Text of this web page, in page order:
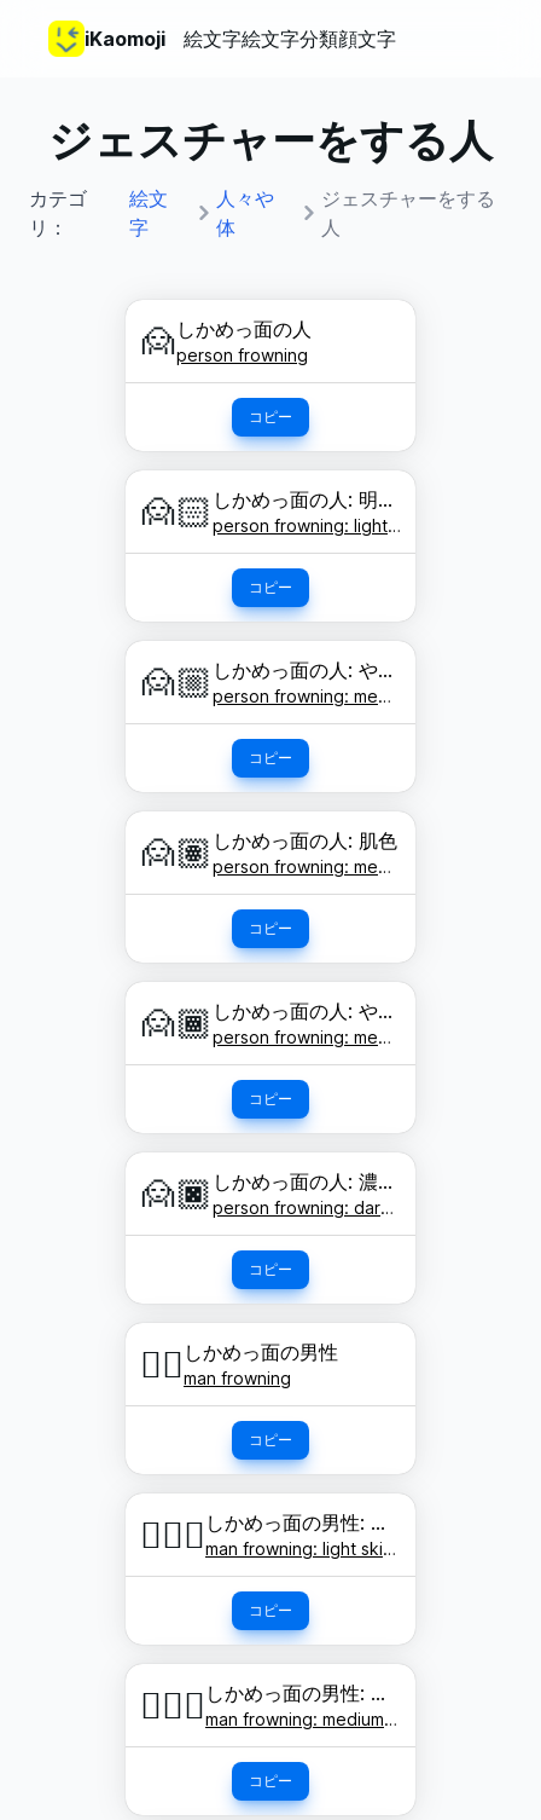
iKaomoji 絵文字絵文字分類顔文字
ジェスチャーをする人
カテゴ
リ：
絵文
字
人々や
体
ジェスチャーをする
人
🙍 しかめっ面の人
person frowning
コピー
🙍🏻 しかめっ面の人: 明るい肌色
person frowning: light skin tone
コピー
🙍🏼 しかめっ面の人: やや明るい肌色
person frowning: medium-light skin tone
コピー
🙍🏽 しかめっ面の人: 肌色
person frowning: medium skin tone
コピー
🙍🏾 しかめっ面の人: やや濃い肌色
person frowning: medium-dark skin tone
コピー
🙍🏿 しかめっ面の人: 濃い肌色
person frowning: dark skin tone
コピー
🙍‍♂️ しかめっ面の男性
man frowning
コピー
🙍🏻‍♂️ しかめっ面の男性: 明るい肌色
man frowning: light skin tone
コピー
🙍🏼‍♂️ しかめっ面の男性: やや明るい肌色
man frowning: medium-light skin tone
コピー